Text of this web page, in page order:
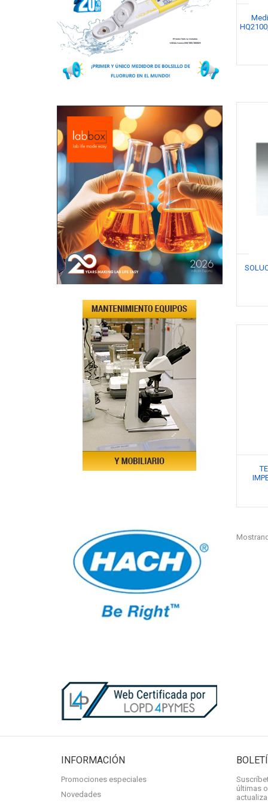
INFORMACIÓN
Promociones especiales
Novedades
últimas